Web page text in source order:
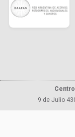
9 de Julio